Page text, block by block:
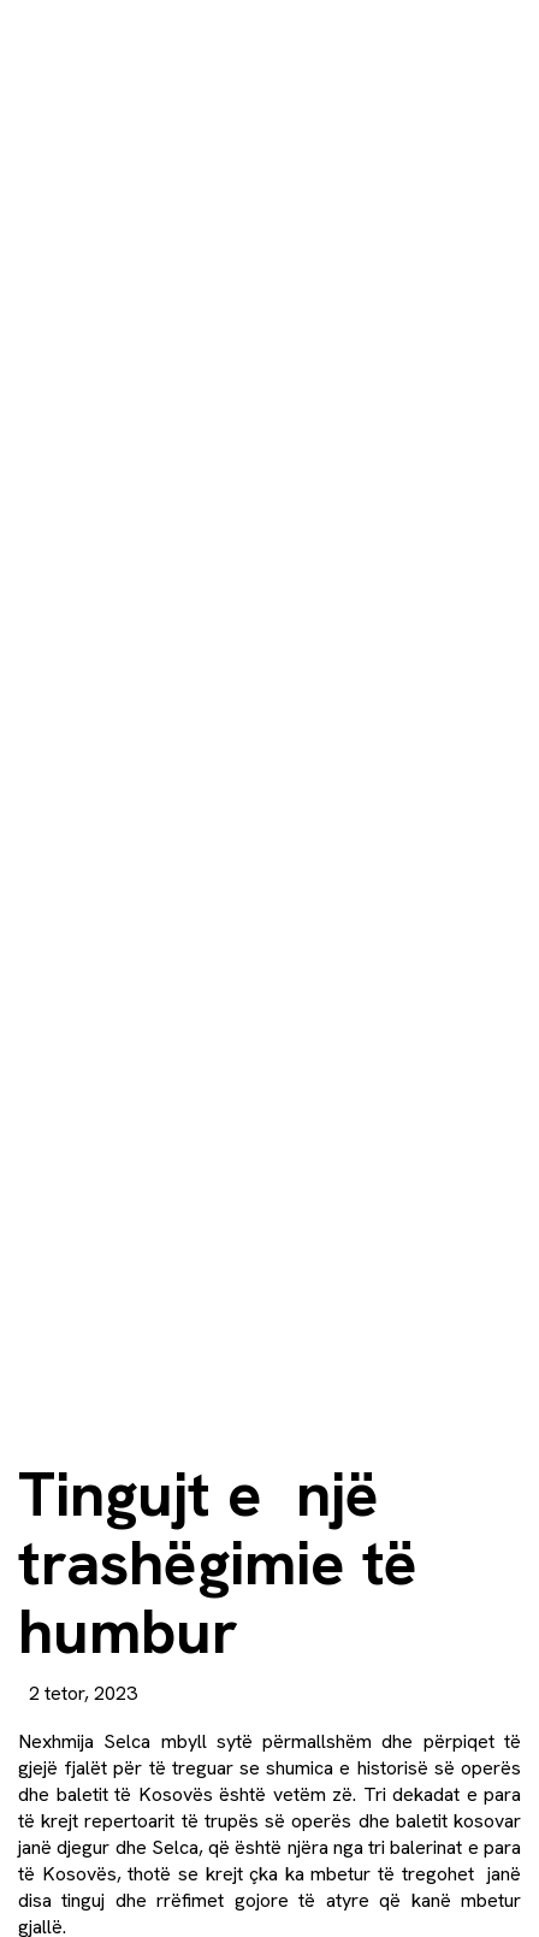
Tingujt e një
trashëgimie të
humbur
2 tetor, 2023
Nexhmija Selca mbyll sytë përmallshëm dhe përpiqet të
gjejë fjalët për të treguar se shumica e historisë së operës
dhe baletit të Kosovës është vetëm zë. Tri dekadat e para
të krejt repertoarit të trupës së operës dhe baletit kosovar
janë djegur dhe Selca, që është njëra nga tri balerinat e para
të Kosovës, thotë se krejt çka ka mbetur të tregohet janë
disa tinguj dhe rrëfimet gojore të atyre që kanë mbetur
gjallë.